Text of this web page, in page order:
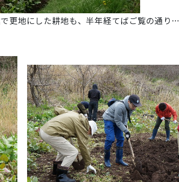
更地にした耕地も、半年経てばご覧の通り…